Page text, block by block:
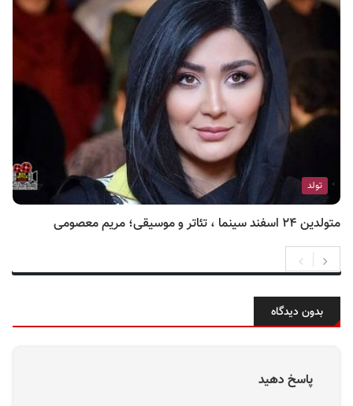
تولد
متولدین ۲۴ اسفند سینما ، تئاتر و موسیقی؛ مریم معصومی
بدون دیدگاه
پاسخ دهید